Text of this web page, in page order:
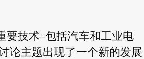
要技术–包括汽车和工业电
论主题出现了一个新的发展